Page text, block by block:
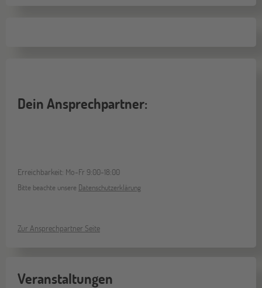
Dein Ansprechpartner:
Erreichbarkeit: Mo-Fr 9:00-18:00
Bitte beachte unsere Datenschutzerklärung
Zur Ansprechpartner Seite
Veranstaltungen